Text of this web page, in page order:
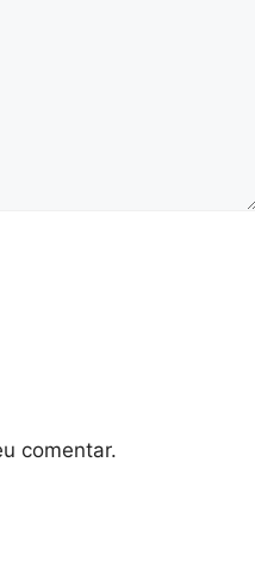
comentar.